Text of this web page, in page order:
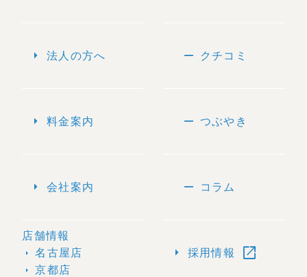
arrow_right 法人の方へ
arrow_right 料金案内
arrow_right 会社案内
店舗情報
arrow_right 名古屋店
arrow_right 京都店
remove クチコミ
remove つぶやき
remove コラム
arrow_right 採用情報 open_in_new